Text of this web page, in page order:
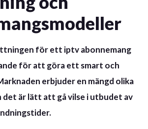
för ett iptv abonnemang
för att göra ett smart och
erbjuder en mängd olika
det är lätt att gå vilse i utbudet av